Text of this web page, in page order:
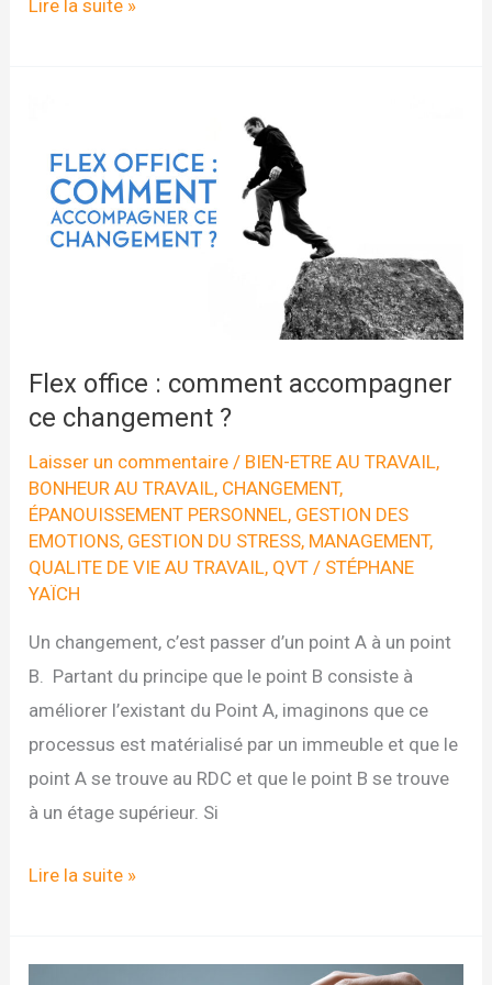
spirituelle
entreprise
Lire la suite »
Flex office : comment accompagner
ce changement ?
Laisser un commentaire / BIEN-ETRE AU TRAVAIL,
BONHEUR AU TRAVAIL, CHANGEMENT,
ÉPANOUISSEMENT PERSONNEL, GESTION DES
EMOTIONS, GESTION DU STRESS, MANAGEMENT,
QUALITE DE VIE AU TRAVAIL, QVT / STÉPHANE
YAÏCH
Un changement, c’est passer d’un point A à un point
B. Partant du principe que le point B consiste à
améliorer l’existant du Point A, imaginons que ce
processus est matérialisé par un immeuble et que le
point A se trouve au RDC et que le point B se trouve
à un étage supérieur. Si
Flex
Lire la suite »